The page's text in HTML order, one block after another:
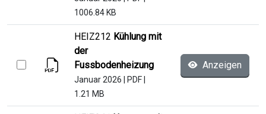
1006.84 KB
HEIZ212 Kühlung mit
der
Fussbodenheizung
Januar 2026 PDF
1.21 MB
Anzeigen